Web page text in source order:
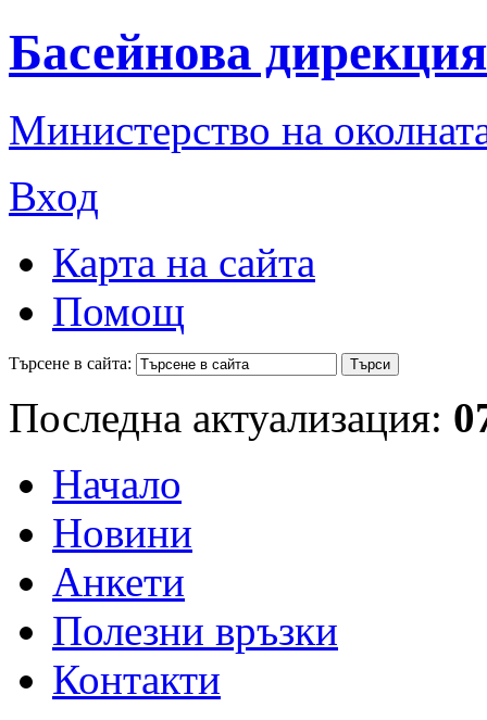
Басейнова
Министерство на
Вход
Карта на сайта
Помощ
Търсене в сайта:
Последна актуализация:
Начало
Новини
Анкети
Полезни връзки
Контакти